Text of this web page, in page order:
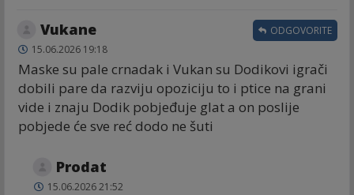
Vukane
15.06.2026 19:18
Maske su pale crnadak i Vukan su Dodikovi igrači
dobili pare da razviju opoziciju to i ptice na grani
vide i znaju Dodik pobjeđuje glat a on poslije
pobjede će sve reć dodo ne šuti
ODGOVORITE
Prodat
15.06.2026 21:52